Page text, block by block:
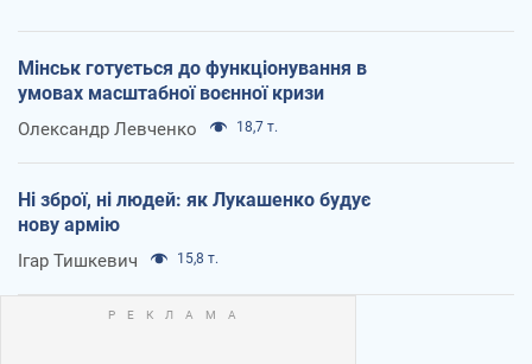
Мінськ готується до функціонування в
умовах масштабної воєнної кризи
Олександр Левченко 18,7 т.
Ні зброї, ні людей: як Лукашенко будує
нову армію
Ігар Тишкевич 15,8 т.